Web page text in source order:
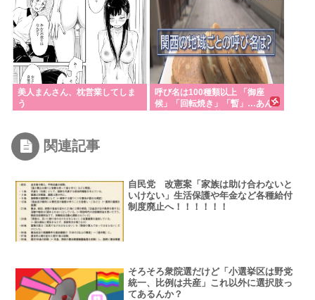
美人まんさん、枕営業してしま
う
呼び名は100種類以上 「御座
候」「回転焼き」「暫」…あん
関連記事
自民党 改憲案「家族は助け合わないと
いけない」生活保護や年金など各種給付
制度廃止へ！！！！！！
そろそろ衆院選だけど「小選挙区は野党
統一、比例は共産」これ以外に選択肢っ
てあるんか？